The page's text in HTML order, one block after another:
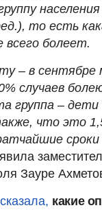
то есть
всего болеет.
– в сентябре
случаев
группа –
что это
Зауре
какие